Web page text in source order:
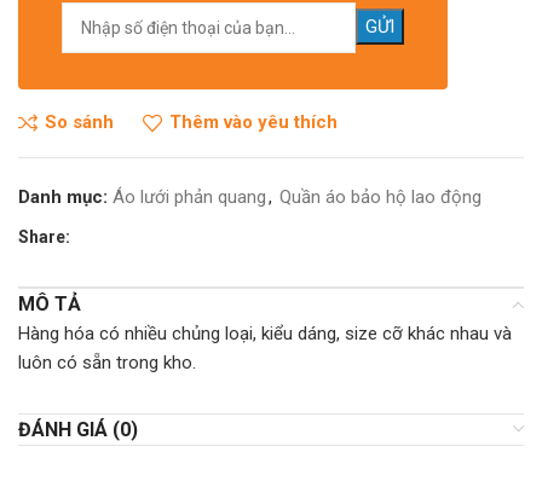
So sánh Thêm vào yêu thích
Danh mục: Áo lưới phản quang, Quần áo bảo hộ lao động
Share:
MÔ TẢ
Hàng hóa có nhiều chủng loại, kiểu dáng, size cỡ khác nhau và
luôn có sẵn trong kho.
ĐÁNH GIÁ (0)